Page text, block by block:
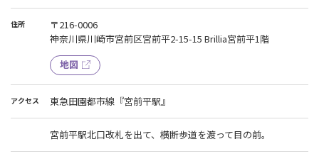
住所
〒216-0006
神奈川県川崎市宮前区宮前平2-15-15 Brillia宮前平1階
地図
アクセス 東急田園都市線『宮前平駅』
宮前平駅北口改札を出て、横断歩道を渡って目の前。